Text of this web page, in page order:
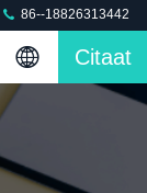
86--18826313442
Citaat